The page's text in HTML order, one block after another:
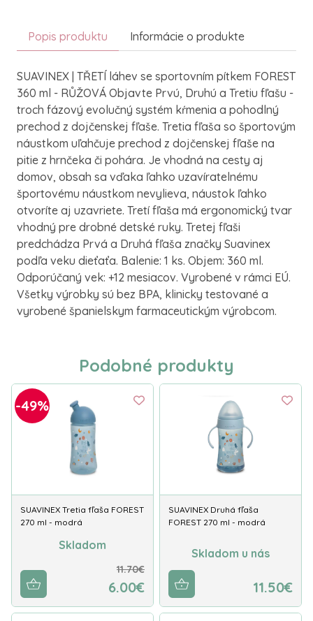
Popis produktu Informácie o produkte
SUAVINEX | TŘETÍ láhev se sportovním pítkem FOREST
360 ml - RŮŽOVÁ Objavte Prvú, Druhú a Tretiu fľašu -
troch fázový evolučný systém kŕmenia a pohodlný
prechod z dojčenskej fľaše. Tretia fľaša so športovým
náustkom uľahčuje prechod z dojčenskej fľaše na
pitie z hrnčeka či pohára. Je vhodná na cesty aj
domov, obsah sa vďaka ľahko uzavíratelnému
športovému náustkom nevylieva, náustok ľahko
otvoríte aj uzavriete. Tretí fľaša má ergonomický tvar
vhodný pre drobné detské ruky. Tretej fľaši
predchádza Prvá a Druhá fľaša značky Suavinex
podľa veku dieťaťa. Balenie: 1 ks. Objem: 360 ml.
Odporúčaný vek: +12 mesiacov. Vyrobené v rámci EÚ.
Všetky výrobky sú bez BPA, klinicky testované a
vyrobené španielskym farmaceutickým výrobcom.
Podobné produkty
-49%
SUAVINEX Tretia fľaša FOREST
270 ml - modrá
Skladom
11.70€
6.00€
SUAVINEX Druhá fľaša
FOREST 270 ml - modrá
Skladom u nás
11.50€